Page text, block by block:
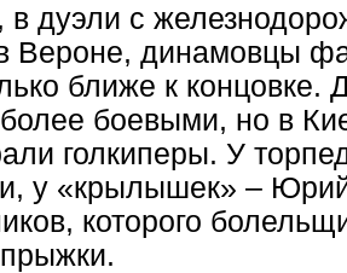
в дуэли с
Вероне, динамовцы
ближе к
боевыми, но в
голкиперы. У
у «крылышек» –
которого